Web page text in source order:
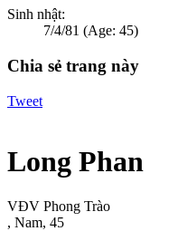
Sinh nhật:
7/4/81 (Age: 45)
Chia sẻ trang này
Tweet
Long Phan
VĐV Phong Trào
, Nam, 45